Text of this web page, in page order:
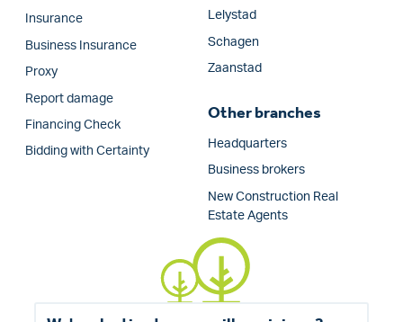
Insurance
Business Insurance
Proxy
Report damage
Financing Check
Bidding with Certainty
Lelystad
Schagen
Zaanstad
Other branches
Headquarters
Business brokers
New Construction Real
Estate Agents